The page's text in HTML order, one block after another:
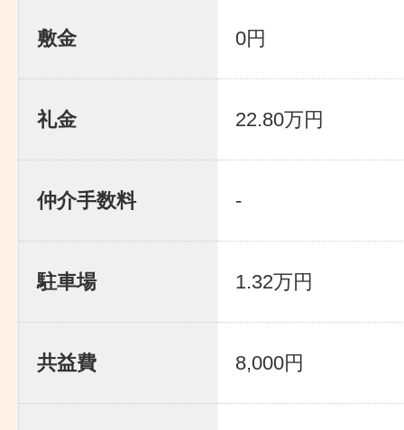
敷金 0円
礼金 22.80万円
仲介手数料 -
駐車場 1.32万円
共益費 8,000円